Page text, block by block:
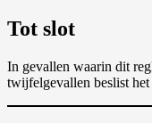
Tot slot
In gevallen waarin dit
twijfelgevallen beslist het